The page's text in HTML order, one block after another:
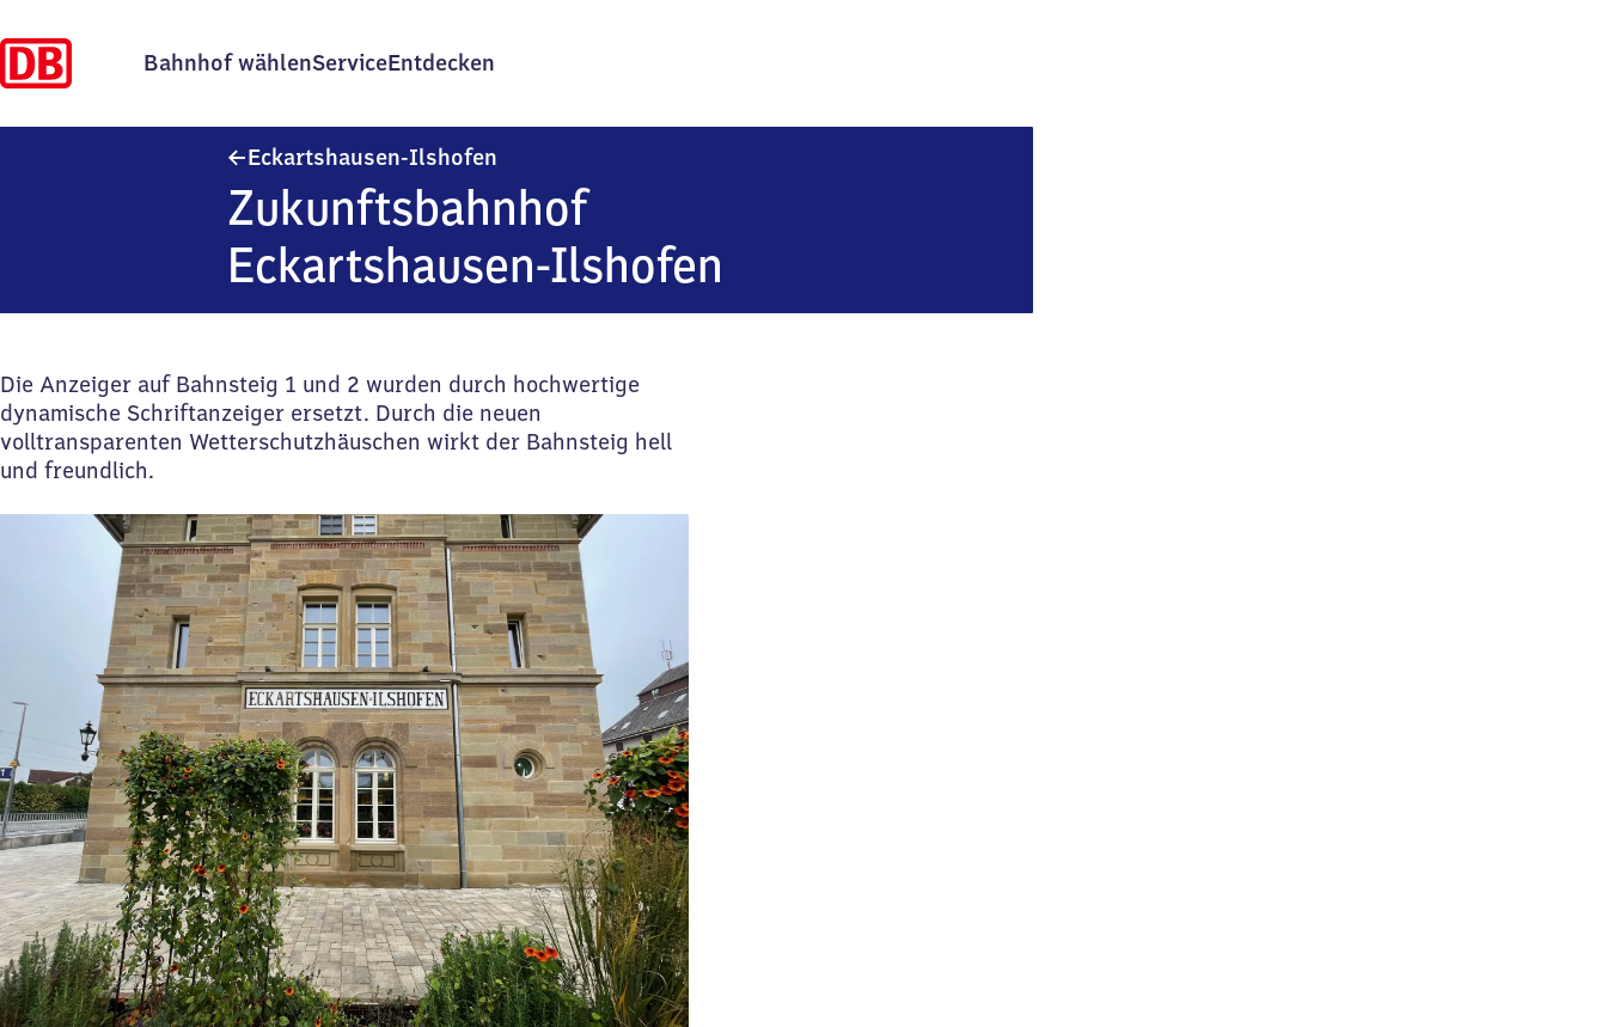
Bahnhof wählenServiceEntdecken
Eckartshausen-Ilshofen
Zukunftsbahnhof
Eckartshausen-Ilshofen
Die Anzeiger auf Bahnsteig 1 und 2 wurden durch hochwertige
dynamische Schriftanzeiger ersetzt. Durch die neuen
volltransparenten Wetterschutzhäuschen wirkt der Bahnsteig hell
und freundlich.